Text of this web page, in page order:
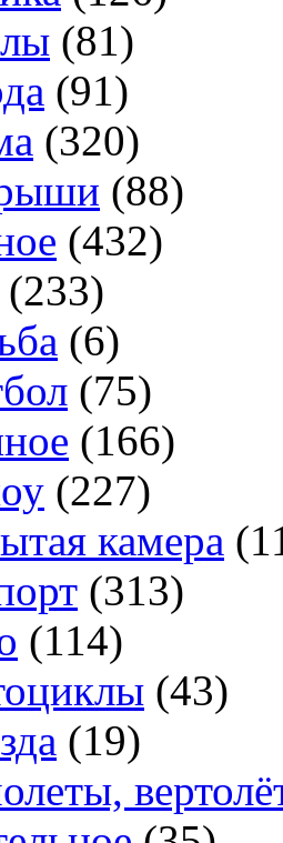
(81)
(91)
(320)
(88)
(432)
(233)
(6)
(75)
(166)
(227)
камера
(313)
(114)
(43)
(19)